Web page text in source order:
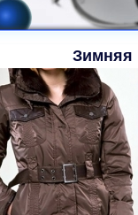
Зимняя